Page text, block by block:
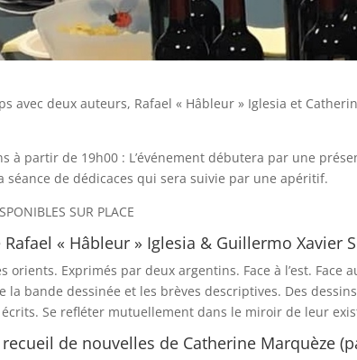
avec deux auteurs, Rafael « Hâbleur » Iglesia et
à partir de 19h00 : L’événement débutera par une
séance de dédicaces qui sera suivie par une apéritif.
SUR PLACE
Rafael « Hâbleur » Iglesia & Guillermo Xavier
orients. Exprimés par deux argentins. Face à l’est. Face
la bande dessinée et les brèves descriptives. Des
écrits. Se refléter mutuellement dans le miroir de leur
recueil de nouvelles de Catherine Marquèze